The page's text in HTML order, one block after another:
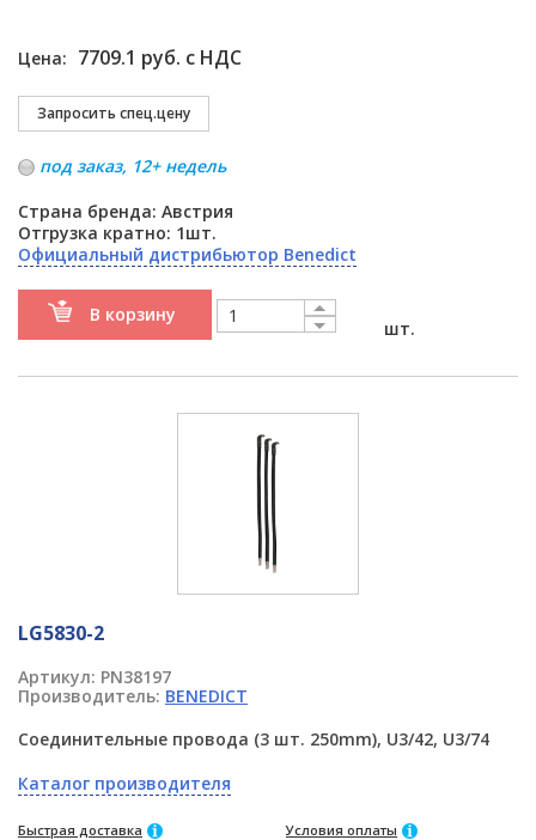
Цена: 7709.1 руб. с НДС
под заказ, 12+ недель
Страна бренда: Австрия
Отгрузка кратно: 1шт.
Официальный дистрибьютор Benedict
В корзину
шт.
LG5830-2
Артикул: PN38197
Производитель: BENEDICT
Соединительные провода (3 шт. 250mm), U3/42, U3/74
Каталог производителя
Быстрая доставка Условия оплаты